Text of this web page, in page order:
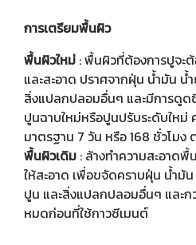
การเตรียมพื้นผิว
พื้นผิวใหม่ : พื้นผิวที่ต้องการปูจะ
และสะอาด ปราศจากฝุ่น น้ำมัน
สิ่งแปลกปลอมอื่นๆ และมีการดู
ปูนฉาบใหม่หรือปูนปรับระดับใหม่
มาตรฐาน 7 วัน หรือ 168 ชั่วโมง
พื้นผิวเดิม : ล้างทำความสะอาด
ให้สะอาด เพื่อขจัดคราบฝุ่น น้ำมั
ปูน และสิ่งแปลกปลอมอื่นๆ และ
หมดก่อนที่ใช้กาวซีเมนต์